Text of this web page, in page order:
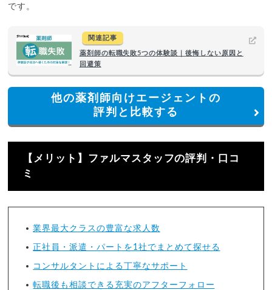
です。
関連記事
薬剤師の転職失敗5つの体験談｜後悔しない原因と
回避策
他の薬剤師向けエージェントの
評判と比較する
【メリット】ファルマスタッフの評判・口コ
ミ
業界最大クラスの豊富な求人数
正社員・派遣・パートを1社でまとめて探せる
コンサルタントによる丁寧なサポート
転職後も相談できる充実のアフターフォロー